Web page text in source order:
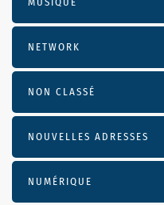
NETWORK
NON CLASSÉ
NOUVELLES ADRESSES
NUMÉRIQUE